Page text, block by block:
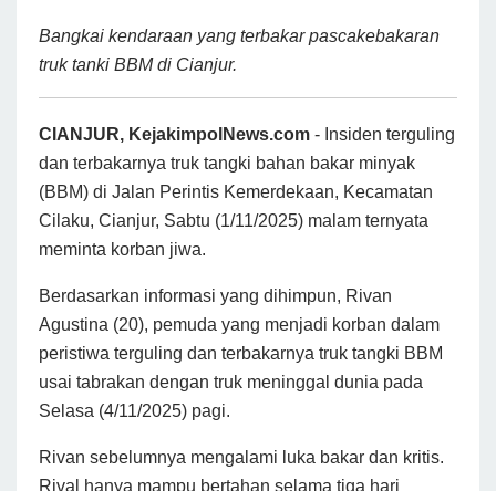
Bangkai kendaraan yang terbakar pascakebakaran
truk tanki BBM di Cianjur.
CIANJUR, KejakimpolNews.com - Insiden terguling
dan terbakarnya truk tangki bahan bakar minyak
(BBM) di Jalan Perintis Kemerdekaan, Kecamatan
Cilaku, Cianjur, Sabtu (1/11/2025) malam ternyata
meminta korban jiwa.
Berdasarkan informasi yang dihimpun, Rivan
Agustina (20), pemuda yang menjadi korban dalam
peristiwa terguling dan terbakarnya truk tangki BBM
usai tabrakan dengan truk meninggal dunia pada
Selasa (4/11/2025) pagi.
Rivan sebelumnya mengalami luka bakar dan kritis.
Rival hanya mampu bertahan selama tiga hari